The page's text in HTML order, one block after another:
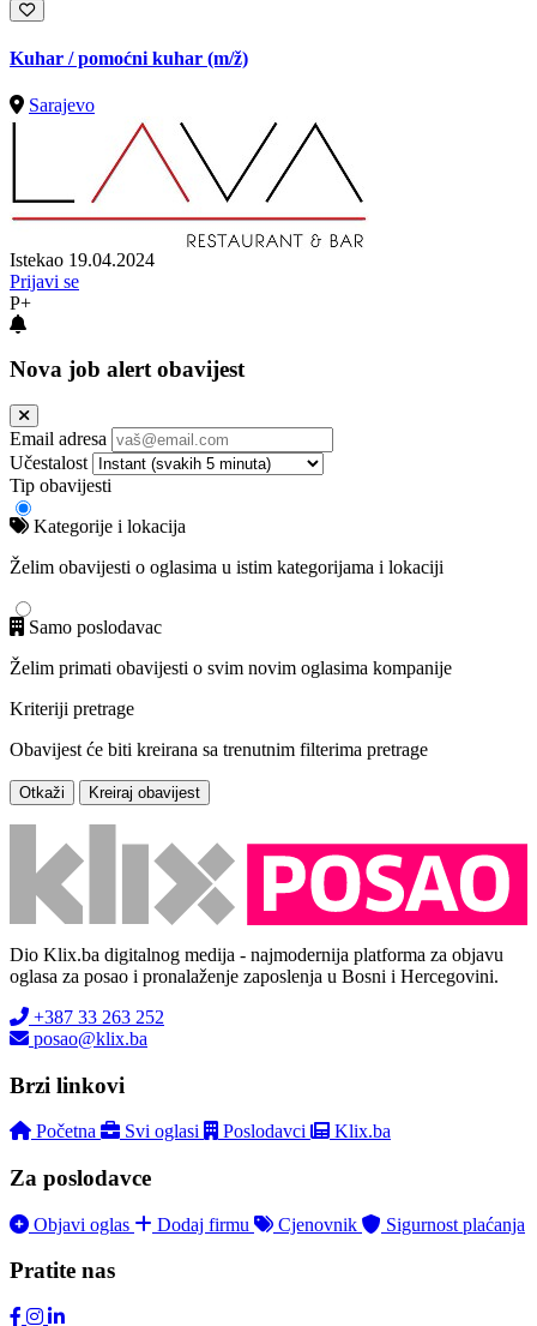
Kuhar / pomoćni kuhar (m/ž)
Sarajevo
Istekao 19.04.2024
Prijavi se
P+
Nova job alert obavijest
Email adresa
Učestalost
Tip obavijesti
Kategorije i lokacija
Želim obavijesti o oglasima u istim kategorijama i lokaciji
Samo poslodavac
Želim primati obavijesti o svim novim oglasima kompanije
Kriteriji pretrage
Obavijest će biti kreirana sa trenutnim filterima pretrage
Otkaži Kreiraj obavijest
Dio Klix.ba digitalnog medija - najmodernija platforma za objavu
oglasa za posao i pronalaženje zaposlenja u Bosni i Hercegovini.
+387 33 263 252
posao@klix.ba
Brzi linkovi
Početna Svi oglasi Poslodavci Klix.ba
Za poslodavce
Objavi oglas Dodaj firmu Cjenovnik Sigurnost plaćanja
Pratite nas